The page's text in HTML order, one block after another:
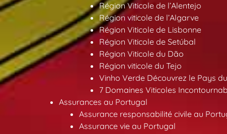
Région Viticole de l’Alentejo
Région viticole de l’Algarve
Région Viticole de Lisbonne
Région Viticole de Setúbal
Région Viticole du Dão
Région viticole du Tejo
Vinho Verde Découvrez le Pays
7 Domaines Viticoles
Assurances au Portugal
Assurance responsabilité civile au
Assurance vie au Portugal